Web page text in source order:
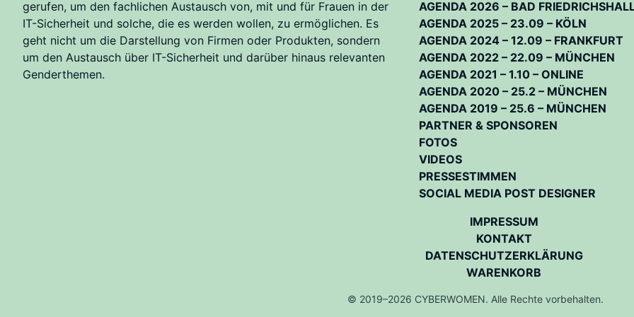
gerufen, um den fachlichen Austausch von, mit und für Frauen in der
IT-Sicherheit und solche, die es werden wollen, zu ermöglichen. Es
geht nicht um die Darstellung von Firmen oder Produkten, sondern
um den Austausch über IT-Sicherheit und darüber hinaus relevanten
Genderthemen.
AGENDA 2026 – BAD
AGENDA 2025 – 23.09 – KÖLN
AGENDA 2024 – 12.09 – FRANKFURT
AGENDA 2022 – 22.09 – MÜNCHEN
AGENDA 2021 – 1.10 – ONLINE
AGENDA 2020 – 25.2 – MÜNCHEN
AGENDA 2019 – 25.6 – MÜNCHEN
PARTNER & SPONSOREN
FOTOS
VIDEOS
PRESSESTIMMEN
SOCIAL MEDIA POST DESIGNER
IMPRESSUM
KONTAKT
DATENSCHUTZERKLÄRUNG
WARENKORB
© 2019–2026 CYBERWOMEN. Alle Rechte vorbehalten.